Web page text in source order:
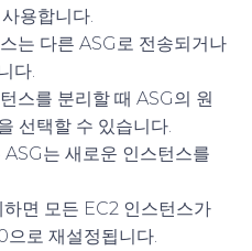
용합니다.
는 다른 ASG로 전송되거나
다.
스를 분리할 때 ASG의 원
선택할 수 있습니다.
ASG는 새로운 인스턴스를
하면 모든 EC2 인스턴스가
로 재설정됩니다.